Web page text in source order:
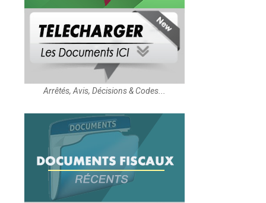
Arrêtés, Avis, Décisions & Codes...